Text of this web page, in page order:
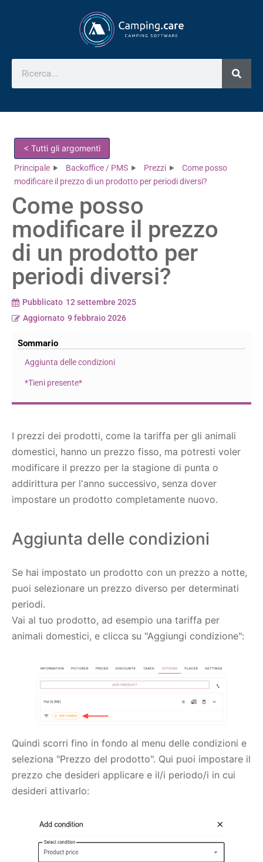
< Tutti gli argomenti
Principale Backoffice / PMS Prezzi
Come posso
modificare il prezzo di un prodotto per periodi diversi?
Come posso
modificare il prezzo
di un prodotto per
periodi diversi?
Pubblicato 12 settembre 2025
Aggiornato 9 febbraio 2026
Sommario
Aggiunta delle condizioni
*Tieni presente*
I prezzi dei prodotti, come la tariffa per gli animali
domestici, hanno un prezzo fisso, ma potresti voler
modificare il prezzo per la stagione di punta o
addirittura per l'anno successivo, senza dover
impostare un prodotto completamente nuovo.
Aggiunta delle condizioni
Se hai impostato un prodotto con un prezzo a notte,
puoi selezionare un prezzo diverso per determinati
periodi.
Vai al tuo prodotto, ad esempio una tariffa per
animali domestici, e clicca su "Aggiungi condizione":
Quindi scorri fino in fondo al menu delle condizioni e
seleziona "Prezzo del prodotto". Qui puoi impostare il
prezzo che desideri applicare e il/i periodo/i in cui
desideri attivarlo: